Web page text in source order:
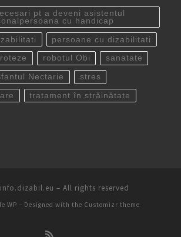
pt a deveni asistentul
cu handicap
persoane cu dizabilitati
robotul Obi sanatate
Nectarie stres
tratament în străinătate
info.dizabil.eu – All rights reserved
WP – Designed with the Customizr theme